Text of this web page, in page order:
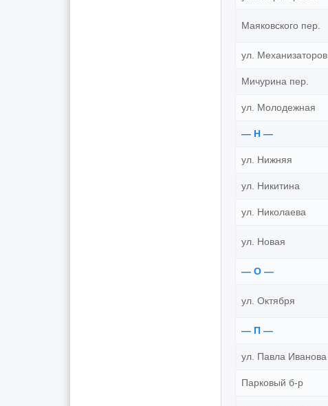
Маяковского пер.
ул. Механизаторов
Мичурина пер.
ул. Молодежная
— Н —
ул. Нижняя
ул. Никитина
ул. Николаева
ул. Новая
— О —
ул. Октября
— П —
ул. Павла Иванова
Парковый б-р